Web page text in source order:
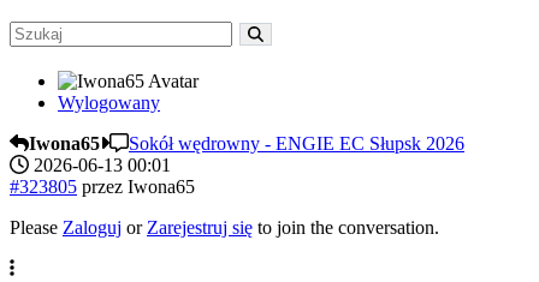
Wylogowany
Iwona65
Sokół wędrowny - ENGIE EC Słupsk 2026
2026-06-13 00:01
#323805 przez Iwona65
Please Zaloguj or Zarejestruj się to join the conversation.